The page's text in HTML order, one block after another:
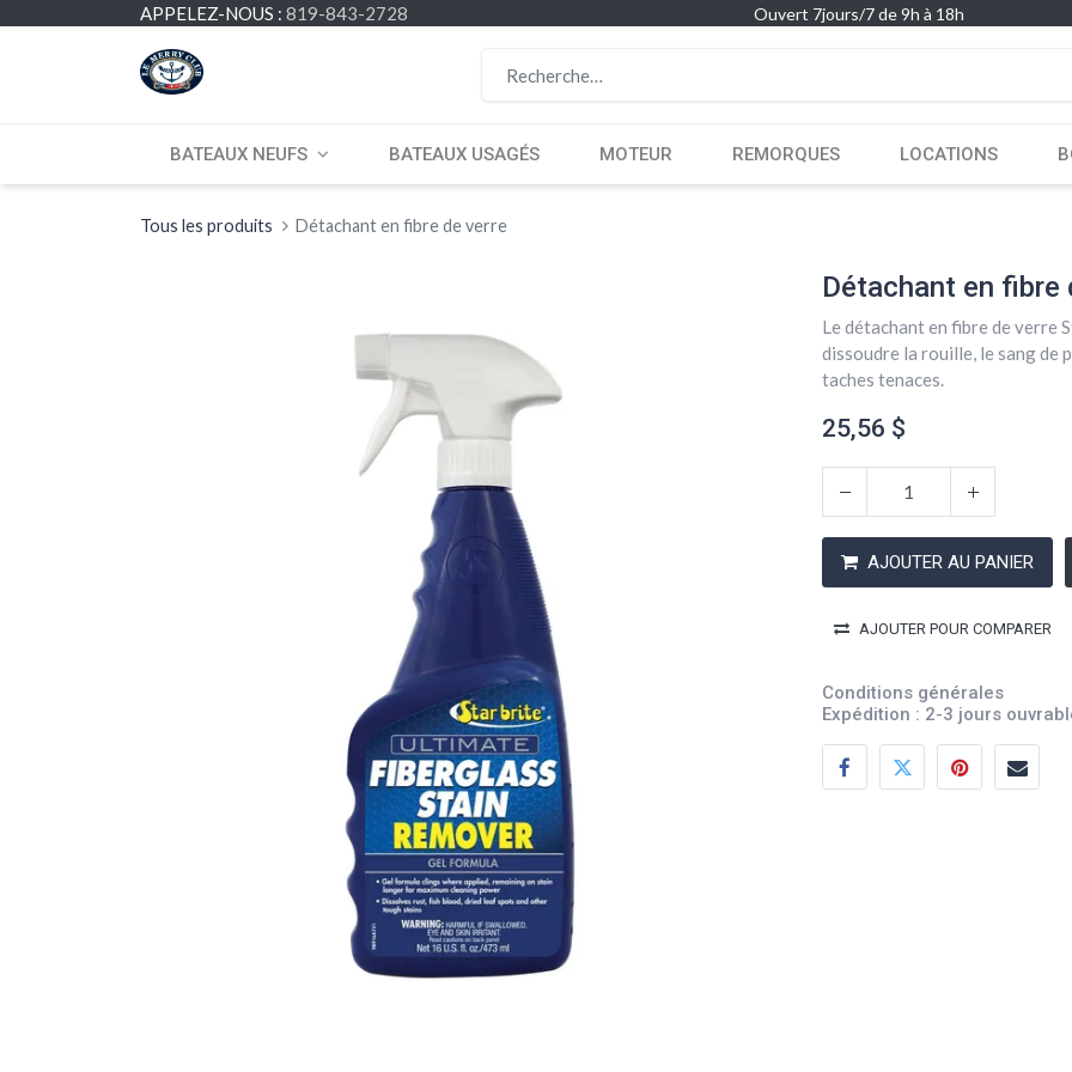
APPELEZ-NOUS : 819-843-2728 Ouvert 7jours/7 de 9h à 18h
BATEAUX NEUFS BATEAUX USAGÉS MOTEUR REMORQUES LOCATIONS
Tous les produits Détachant en fibre de verre
Détachant en fibre
Le détachant en fibre de verre
dissoudre la rouille, le sang de
taches tenaces.
25,56 $
AJOUTER AU PANIER
AJOUTER POUR COMPARER
Conditions générales
Expédition : 2-3 jours